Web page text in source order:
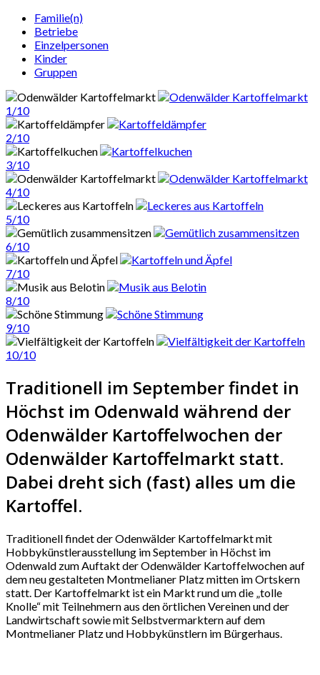
Familie(n)
Betriebe
Einzelpersonen
Kinder
Gruppen
1/10
2/10
3/10
4/10
5/10
6/10
7/10
8/10
9/10
10/10
Traditionell im September findet in
Höchst im Odenwald während der
Odenwälder Kartoffelwochen der
Odenwälder Kartoffelmarkt statt.
Dabei dreht sich (fast) alles um die
Kartoffel.
Traditionell findet der Odenwälder Kartoffelmarkt mit
Hobbykünstlerausstellung im September in Höchst im
Odenwald zum Auftakt der Odenwälder Kartoffelwochen auf
dem neu gestalteten Montmelianer Platz mitten im Ortskern
statt. Der Kartoffelmarkt ist ein Markt rund um die „tolle
Knolle“ mit Teilnehmern aus den örtlichen Vereinen und der
Landwirtschaft sowie mit Selbstvermarktern auf dem
Montmelianer Platz und Hobbykünstlern im Bürgerhaus.